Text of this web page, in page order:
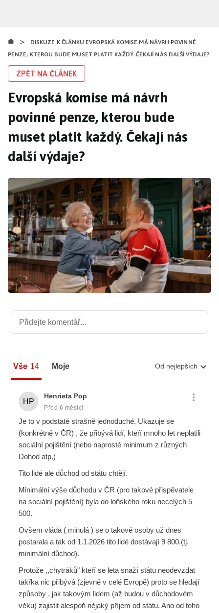
obsahu
>
DISKUZE K ČLÁNKU EVROPSKÁ KOMISE MÁ NÁVRH POVINNÉ
PENZE, KTEROU BUDE MUSET PLATIT KAŽDÝ. ČEKAJÍ NÁS DALŠÍ VÝDAJE?
ZPĚT NA ČLÁNEK
Evropská komise má návrh
povinné penze, kterou bude
muset platit každý. Čekají nás
další výdaje?